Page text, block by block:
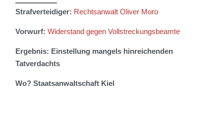
Strafverteidiger: Rechtsanwalt Oliver Moro
Vorwurf:Widerstand gegen Vollstreckungsbeamte
Ergebnis: Einstellung mangels hinreichenden
Tatverdachts
Wo? Staatsanwaltschaft Kiel